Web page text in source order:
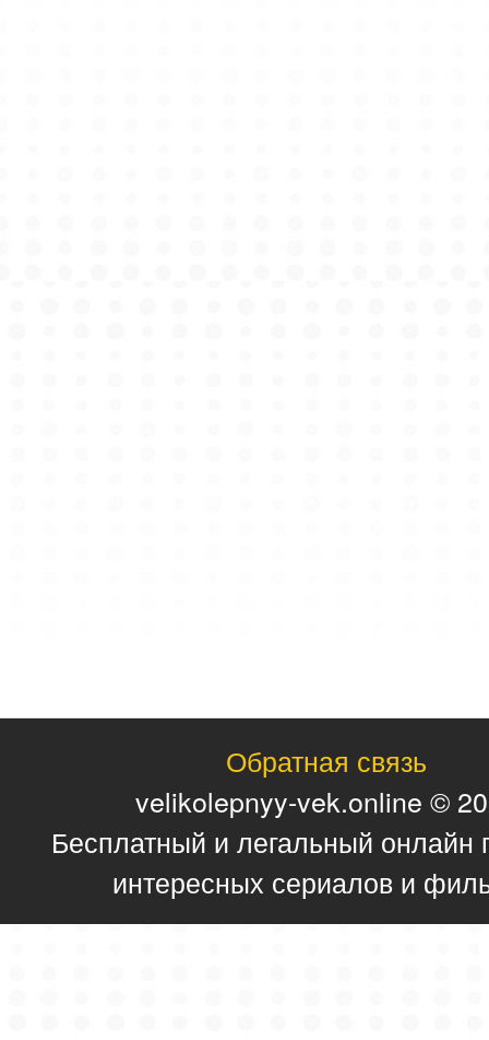
Обратная связь
velikolepnyy-vek.online ©
Бесплатный и легальный онлайн
интересных сериалов и